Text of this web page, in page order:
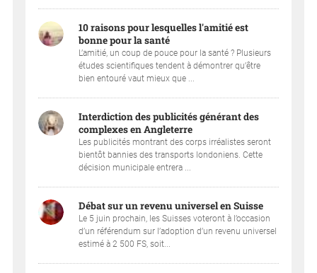
10 raisons pour lesquelles l'amitié est
bonne pour la santé
L’amitié, un coup de pouce pour la santé ? Plusieurs
études scientifiques tendent à démontrer qu’être
bien entouré vaut mieux que ...
Interdiction des publicités générant des
complexes en Angleterre
Les publicités montrant des corps irréalistes seront
bientôt bannies des transports londoniens. Cette
décision municipale entrera ...
Débat sur un revenu universel en Suisse
Le 5 juin prochain, les Suisses voteront à l’occasion
d’un référendum sur l’adoption d’un revenu universel
estimé à 2 500 FS, soit...